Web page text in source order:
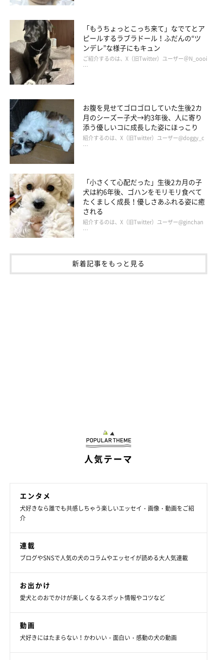
「もうちょっとこっち来て」なでてとア
ピールするラブラドール！ふだんの“ツ
ンデレ”な様子にもキュン
ご紹介するのは、X（旧Twitter）ユーザー＠N_oooi
…
お腹を見せてゴロゴロしていた生後2カ
月のシーズー子犬→約3年後、人に寄り
添う優しいコに成長した姿にほっこり
紹介するのは、X（旧Twitter）ユーザー@doggy_c
…
「小さくて心配だった」生後2カ月の子
犬は約6年後、ゴハンをモリモリ食べて
たくましく成長！優しさあふれる姿に癒
される
紹介するのは、X（旧Twitter）ユーザー@ginchan
…
新着記事をもっと見る
人気テーマ
エンタメ
犬好きなら誰でも共感しちゃう楽しいエッセイ・画像・動画をご紹
介
連載
ブログやSNSで人気の犬のコラムやエッセイが読める大人気連載
お出かけ
愛犬とのおでかけが楽しくなるスポット情報やコツなど
動画
犬好きにはたまらない！かわいい・面白い・感動の犬の動画